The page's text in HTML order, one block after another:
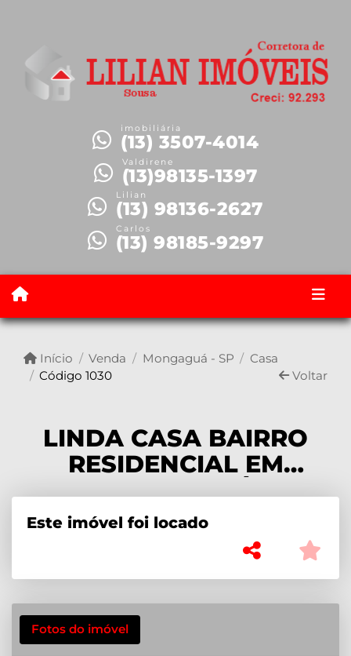
imobiliária
(13) 3507-4014
Valdirene
(13)98135-1397
Lilian
(13) 98136-2627
Carlos
(13) 98185-9297
Início Venda Mongaguá - SP
Casa
Código 1030
Voltar
LINDA CASA BAIRRO
RESIDENCIAL EM
MONGAGUÁ
Este imóvel foi locado
Fotos do imóvel